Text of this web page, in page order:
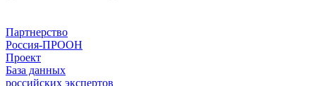
Партнерство
Россия-ПРООН
Проект
База данных
российских экспертов